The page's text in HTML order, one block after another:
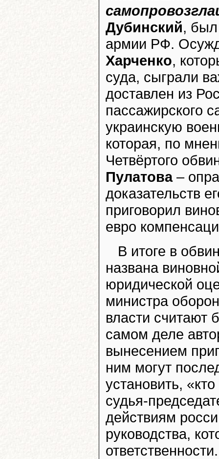
Дубинский, был
армии РФ.
Харченко,
суда, сыграли
доставлен из
пассажирского
украинскую
которая, по
Четвёртого
Пулатова–
доказательств
приговорил
евро
В итоге в
названа
юридической
министра
власти считают
самом деле
вынесением
ним могут
установить,
судья-
действиям
руководства,
ответственности.